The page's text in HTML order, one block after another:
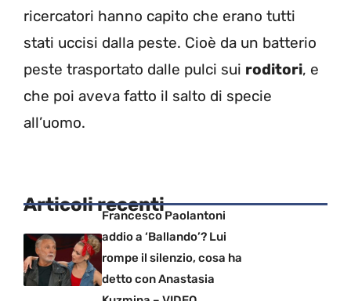
ricercatori hanno capito che erano tutti
stati uccisi dalla peste. Cioè da un batterio
peste trasportato dalle pulci sui roditori, e
che poi aveva fatto il salto di specie
all’uomo.
Articoli recentiFrancesco Paolantoni
addio a ‘Ballando’? Lui
rompe il silenzio, cosa ha
detto con Anastasia